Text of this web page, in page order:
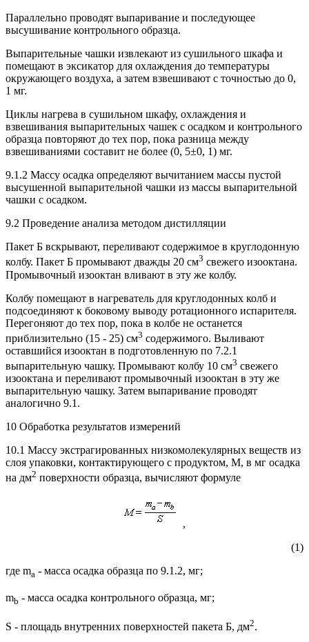
Параллельно проводят выпаривание и последующее
высушивание контрольного образца.
Выпарительные чашки извлекают из сушильного шкафа и
помещают в эксикатор для охлаждения до температуры
окружающего воздуха, а затем взвешивают с точностью до 0,
1 мг.
Циклы нагрева в сушильном шкафу, охлаждения и
взвешивания выпарительных чашек с осадком и контрольного
образца повторяют до тех пор, пока разница между
взвешиваниями составит не более (0, 5±0, 1) мг.
9.1.2 Массу осадка определяют вычитанием массы пустой
высушенной выпарительной чашки из массы выпарительной
чашки с осадком.
9.2 Проведение анализа методом дистилляции
Пакет Б вскрывают, переливают содержимое в круглодонную
колбу. Пакет Б промывают дважды 20 см3 свежего изооктана.
Промывочный изооктан вливают в эту же колбу.
Колбу помещают в нагреватель для круглодонных колб и
подсоединяют к боковому выводу ротационного испарителя.
Перегоняют до тех пор, пока в колбе не останется
приблизительно (15 - 25) см3 содержимого. Выливают
оставшийся изооктан в подготовленную по 7.2.1
выпарительную чашку. Промывают колбу 10 см3 свежего
изооктана и переливают промывочный изооктан в эту же
выпарительную чашку. Затем выпаривание проводят
аналогично 9.1.
10 Обработка результатов измерений
10.1 Массу экстрагированных низкомолекулярных веществ из
слоя упаковки, контактирующего с продуктом, М, в мг осадка
на дм2 поверхности образца, вычисляют формуле
,
(1)
где ma - масса осадка образца по 9.1.2, мг;
mb - масса осадка контрольного образца, мг;
S - площадь внутренних поверхностей пакета Б, дм2.